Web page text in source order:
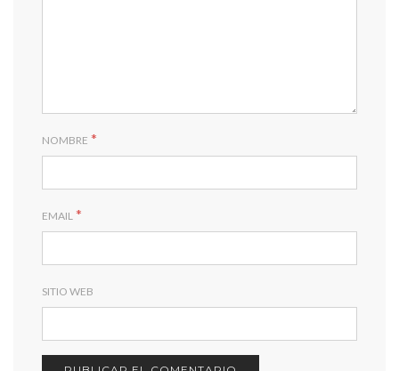
NOMBRE *
EMAIL *
SITIO WEB